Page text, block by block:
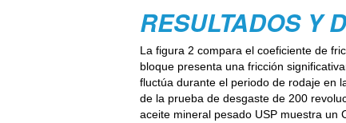
RESULTADOS Y
La figura 2 compara el coeficiente de
bloque presenta una fricción
fluctúa durante el periodo de rodaje en
de la prueba de desgaste de 200
aceite mineral pesado USP muestra un